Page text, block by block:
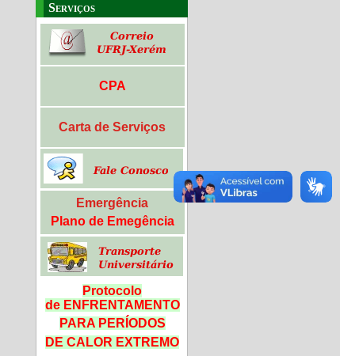
Serviços
CPA
Carta de Serviços
Emergência
Plano de Emegência
Protocolo
de ENFRENTAMENTO
PARA PERÍODOS
DE CALOR EXTREMO